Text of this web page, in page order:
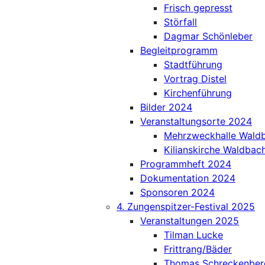
Frisch gepresst
Störfall
Dagmar Schönleber
Begleitprogramm
Stadtführung
Vortrag Distel
Kirchenführung
Bilder 2024
Veranstaltungsorte 2024
Mehrzweckhalle
Kilianskirche
Programmheft 2024
Dokumentation 2024
Sponsoren 2024
4. Zungenspitzer-Festival 2025
Veranstaltungen 2025
Tilman Lucke
Frittrang/Bäder